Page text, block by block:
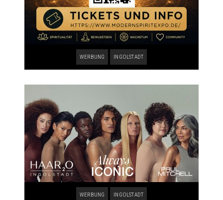
WERBUNG INGOLSTADT
WERBUNG INGOLSTADT